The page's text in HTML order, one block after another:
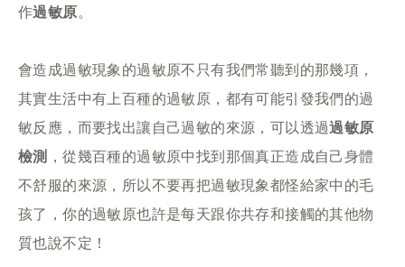
作過敏原。
會造成過敏現象的過敏原不只有我們常聽到的那幾項，
其實生活中有上百種的過敏原，都有可能引發我們的過
敏反應，而要找出讓自己過敏的來源，可以透過過敏原
檢測 ，從幾百種的過敏原中找到那個真正造成自己身體
不舒服的來源，所以不要再把過敏現象都怪給家中的毛
孩了，你的過敏原也許是每天跟你共存和接觸的其他物
質也說不定！